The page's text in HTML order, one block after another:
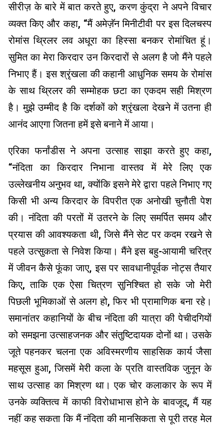
सीरीज़ के बारे में बात करते हुए, करण कुंद्रा ने अपने विचार
व्यक्त किए और कहा, “मैं अमेज़ॅन मिनीटीवी पर इस दिलचस्प
रोमांस थ्रिलर लव अधूरा का हिस्सा बनकर रोमांचित हूं।
सुमित का मेरा किरदार उन किरदारों से अलग है जो मैंने पहले
निभाए हैं। इस श्रृंखला की कहानी आधुनिक समय के रोमांस
के साथ थ्रिलर की सम्मोहक छटा का एकदम सही मिश्रण
है। मुझे उम्मीद है कि दर्शकों को श्रृंखला देखने में उतना ही
आनंद आएगा जितना हमें इसे बनाने में आया।
एरिका फर्नांडीस ने अपना उत्साह साझा करते हुए कहा,
“नंदिता का किरदार निभाना वास्तव में मेरे लिए एक
उल्लेखनीय अनुभव था, क्योंकि इसने मेरे द्वारा पहले निभाए गए
किसी भी अन्य किरदार के विपरीत एक अनोखी चुनौती पेश
की। नंदिता की परतों में उतरने के लिए समर्पित समय और
प्रयास की आवश्यकता थी, जिसे मैंने सेट पर कदम रखने से
पहले उत्सुकता से निवेश किया। मैंने इस बहु-आयामी चरित्र
में जीवन कैसे फूंका जाए, इस पर सावधानीपूर्वक नोट्स तैयार
किए, ताकि एक ऐसा चित्रण सुनिश्चित हो सके जो मेरी
पिछली भूमिकाओं से अलग हो, फिर भी प्रामाणिक बना रहे।
समानांतर कहानियों के बीच नंदिता की यात्रा की पेचीदगियों
को समझना उत्साहजनक और संतुष्टिदायक दोनों था। उसके
जूते पहनकर चलना एक अविस्मरणीय साहसिक कार्य जैसा
महसूस हुआ, जिसमें मेरी कला के प्रति वास्तविक जुनून के
साथ उत्साह का मिश्रण था। एक चोर कलाकार के रूप में
उनके व्यक्तित्व में काफी विरोधाभास होने के बावजूद, मैं यह
नहीं कह सकता कि मैं नंदिता की मानसिकता से पूरी तरह मेल